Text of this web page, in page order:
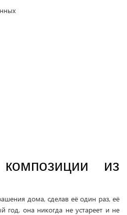
из
дома, сделав её один раз, её
год, она никогда не устареет и не